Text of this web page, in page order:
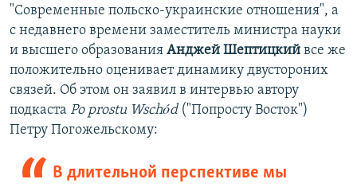
"Современные польско-украинские отношения", а
с недавнего времени заместитель министра науки
и высшего образования Анджей Шептицкий все же
положительно оценивает динамику двустороних
связей. Об этом он заявил в интервью автору
подкаста Po prostu Wschód("Попросту Восток")
Петру Погожельскому:
В длительной перспективе мы